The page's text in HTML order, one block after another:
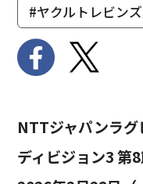
#ヤクルトレビン
NTTジャパンラ
ディビジョン3 第